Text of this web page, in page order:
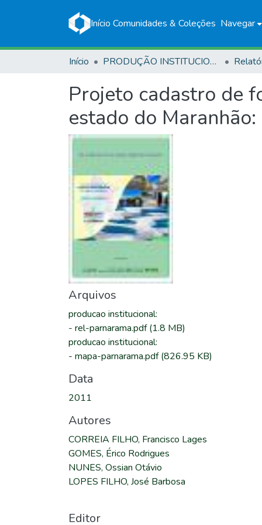
Início Comunidades & Coleções Navegar
Início PRODUÇÃO INSTITUCIONAL
Projeto cadastro de
estado do
Arquivos
producao institucional:
- rel-parnarama.pdf(1.8 MB)
producao institucional:
- mapa-parnarama.pdf(826.95 KB)
Data
2011
Autores
CORREIA FILHO, Francisco Lages
GOMES, Érico Rodrigues
NUNES, Ossian Otávio
LOPES FILHO, José Barbosa
Editor